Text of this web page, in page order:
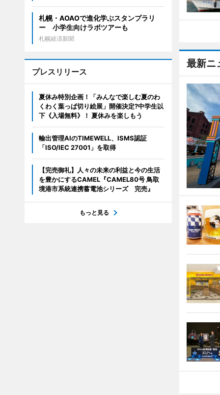
最新ニ
札幌・AOAOで進化学ぶスタンプラリ
ー 小学生向けラボツアーも
札幌経済新聞
プレスリリース
夏休み特別企画！「みんなで楽しむ夏のわ
くわく葉っぱ切り絵展」開催決定?中学生以
下《入場無料》！ 夏休みを楽しもう
輸出管理AIのTIMEWELL、ISMS認証
「ISO/IEC 27001」を取得
【完売御礼】人々の未来の利益と今の生活
を豊かにするCAMEL『CAMEL80号 鳥取
境港市系統連携蓄電池シリーズ 完売』
もっと見る